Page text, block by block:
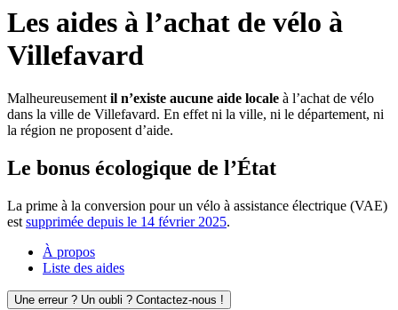
Les aides à l’achat de vélo à
Villefavard
Malheureusement il n’existe aucune aide locale à l’achat de vélo
dans la ville de Villefavard. En effet ni la ville, ni le département, ni
la région ne proposent d’aide.
Le bonus écologique de l’État
La prime à la conversion pour un vélo à assistance électrique (VAE)
est supprimée depuis le 14 février 2025.
À propos
Liste des aides
Une erreur ? Un oubli ? Contactez-nous !